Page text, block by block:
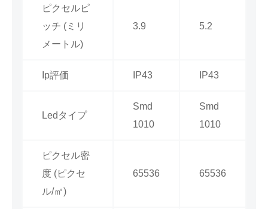
ピクセルピ
ッチ (ミリ
メートル)
3.9 5.2
Ip評価 IP43 IP43
Ledタイプ
Smd
1010
Smd
1010
ピクセル密
度 (ピクセ
ル/㎡)
65536 65536